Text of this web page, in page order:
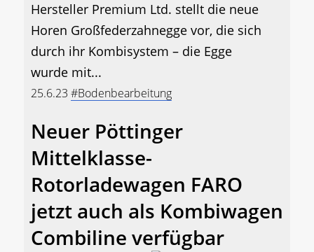
Hersteller Premium Ltd. stellt die neue
Horen Großfederzahnegge vor, die sich
durch ihr Kombisystem – die Egge
wurde mit...
25.6.23 #Bodenbearbeitung
Neuer Pöttinger
Mittelklasse-
Rotorladewagen FARO
jetzt auch als Kombiwagen
Combiline verfügbar